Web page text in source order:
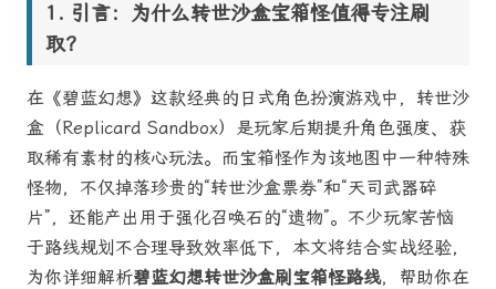
引言：为什么转世沙盒宝箱怪值得专注刷
取？
在《碧蓝幻想》这款经典的日式角色扮演游戏中，转世沙
盒（Replicard Sandbox）是玩家后期提升角色强度、获
取稀有素材的核心玩法。而宝箱怪作为该地图中一种特殊
怪物，不仅掉落珍贵的“转世沙盒票券”和“天司武器碎
片”，还能产出用于强化召唤石的“遗物”。不少玩家苦恼
于路线规划不合理导致效率低下，本文将结合实战经验，
为你详细解析碧蓝幻想转世沙盒刷宝箱怪路线，帮助你在